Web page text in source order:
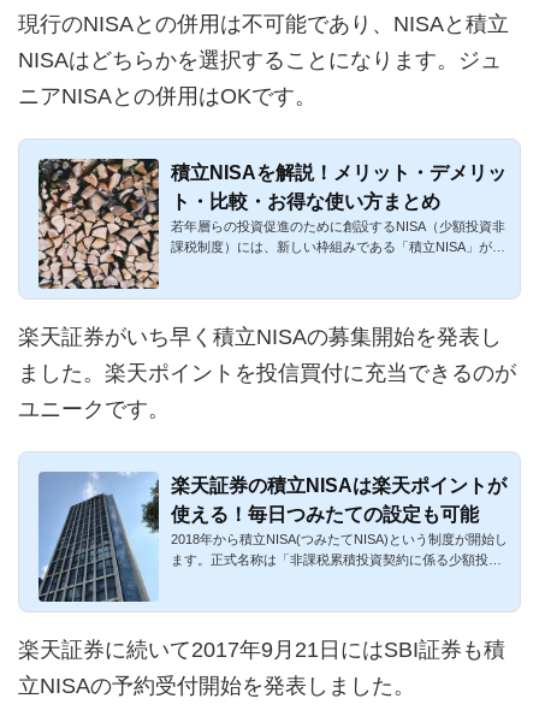
現行のNISAとの併用は不可能であり、NISAと積立
NISAはどちらかを選択することになります。ジュ
ニアNISAとの併用はOKです。
積立NISAを解説！メリット・デメリッ
ト・比較・お得な使い方まとめ
若年層らの投資促進のために創設するNISA（少額投資非
課税制度）には、新しい枠組みである「積立NISA」が存
楽天証券がいち早く積立NISAの募集開始を発表し
ました。楽天ポイントを投信買付に充当できるのが
ユニークです。
楽天証券の積立NISAは楽天ポイントが
使える！毎日つみたての設定も可能
2018年から積立NISA(つみたてNISA)という制度が開始し
ます。正式名称は「非課税累積投資契約に係る少額投資
楽天証券に続いて2017年9月21日にはSBI証券も積
立NISAの予約受付開始を発表しました。